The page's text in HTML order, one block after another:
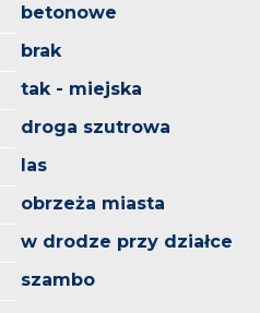
betonowe
brak
tak - miejska
droga szutrowa
las
obrzeża miasta
w drodze przy działce
szambo